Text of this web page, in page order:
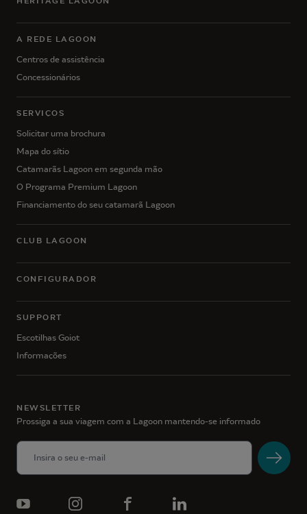
A REDE LAGOON
Centros de assistência
Concessionários
SERVIÇOS
Solicitar uma brochura
Mapa do sítio
Catamarãs Lagoon em segunda mão
O Programa Premium Lagoon
Financiamento do seu catamarã Lagoon
CLUB LAGOON
CONFIGURADOR
SUPPORT
Escotilhas Goiot
Informações
NEWSLETTER
Prossiga a sua viagem com a Lagoon mantendo-se informado